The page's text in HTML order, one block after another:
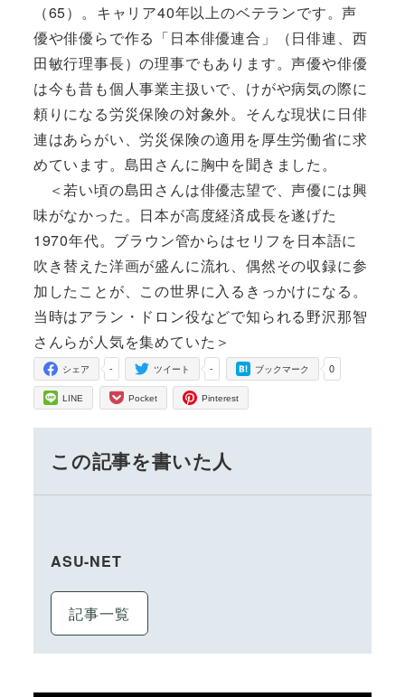
（65）。キャリア40年以上のベテランです。声
優や俳優らで作る「日本俳優連合」（日俳連、西
田敏行理事長）の理事でもあります。声優や俳優
は今も昔も個人事業主扱いで、けがや病気の際に
頼りになる労災保険の対象外。そんな現状に日俳
連はあらがい、労災保険の適用を厚生労働省に求
めています。島田さんに胸中を聞きました。
＜若い頃の島田さんは俳優志望で、声優には興
味がなかった。日本が高度経済成長を遂げた
1970年代。ブラウン管からはセリフを日本語に
吹き替えた洋画が盛んに流れ、偶然その収録に参
加したことが、この世界に入るきっかけになる。
当時はアラン・ドロン役などで知られる野沢那智
さんらが人気を集めていた＞
-
シェア -
ツイート 0
ブックマーク
LINE Pocket Pinterest
この記事を書いた人
ASU-NET
記事一覧